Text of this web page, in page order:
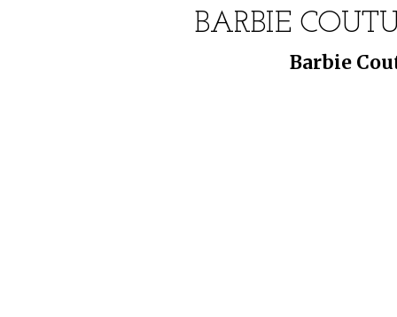
BARBIE
Barbie